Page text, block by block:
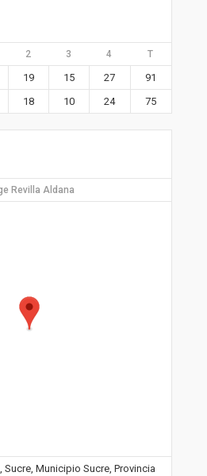
2 3 4 T
19 15 27
91
18 10 24 75
Revilla Aldana
Sucre, Municipio Sucre, Provincia